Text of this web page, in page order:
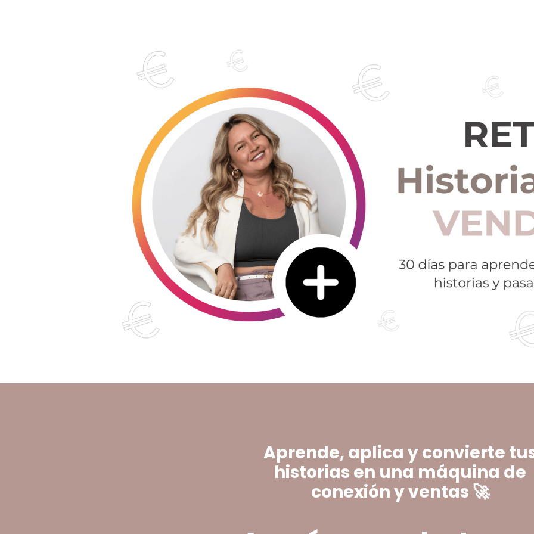
Aprende, aplica y convierte
historias en una máquina de
conexión y ventas 🚀